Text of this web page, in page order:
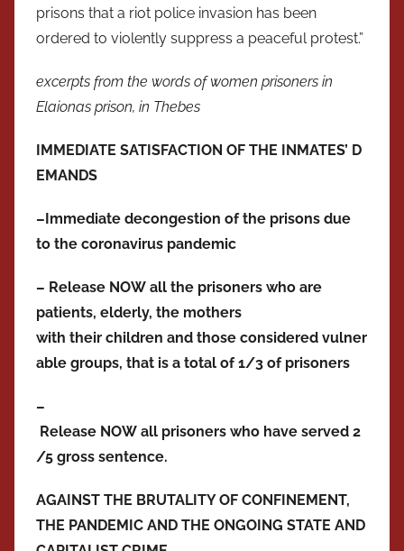
prisons that a riot police invasion has been
ordered to violently suppress a peaceful protest.”
excerpts from the words of women prisoners in
Elaionas prison, in Thebes
IMMEDIATE SATISFACTION OF THE INMATES’ D
EMANDS
– Immediate decongestion of the prisons due
to the coronavirus pandemic
– Release NOW all the prisoners who are
patients, elderly, the mothers
with their children and those considered vulner
able groups, that is a total of 1/3 of prisoners
–
Release NOW all prisoners who have served 2
/5 gross sentence.
AGAINST THE BRUTALITY OF CONFINEMENT,
THE PANDEMIC AND THE ONGOING STATE AND